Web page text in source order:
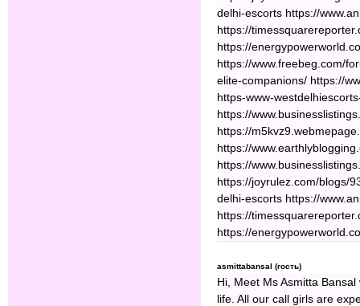
delhi-escorts https://
https://
https://
https://www.freebeg.com/
elite-companions/ https://
https-www-
https://
https://
https://
https://
https://joyrulez.com/blogs/
delhi-escorts https://
https://
https://
asmittabansal (гость)
Hi, Meet Ms Asmitta
life. All our call girls are